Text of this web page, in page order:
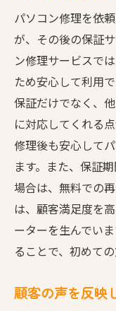
パソコン修理を依
が、その後の保証
ン修理サービスで
ため安心して利用
保証だけでなく、
に対応してくれる
修理後も安心して
ます。また、保証
場合は、無料での
は、顧客満足度を
ーターを生んでい
ることで、初めて
顧客の声を反映